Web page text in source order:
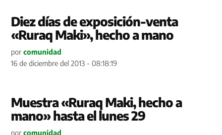
Diez días de exposición-venta
«Ruraq Maki», hecho a mano
por comunidad
16 de diciembre del 2013 - 08:18:19
Muestra «Ruraq Maki, hecho a
mano» hasta el lunes 29
por comunidad